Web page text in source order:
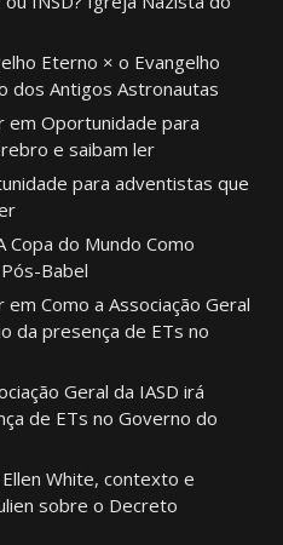
Eterno × o Evangelho
Antigos Astronautas
em Oportunidade para
e saibam ler
para adventistas que
Copa do Mundo Como
Babel
em Como a Associação Geral
da presença de ETs no
Geral da IASD irá
de ETs no Governo do
Ellen White, contexto e
sobre o Decreto